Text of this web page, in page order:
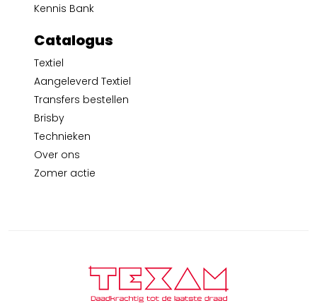
Kennis Bank
Catalogus
Textiel
Aangeleverd Textiel
Transfers bestellen
Brisby
Technieken
Over ons
Zomer actie